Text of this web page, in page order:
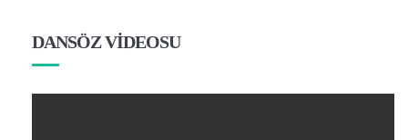
DANSÖZ VİDEOSU